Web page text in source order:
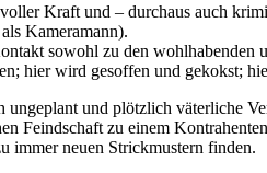
Kraft und – durchaus auch
Kameramann).
sowohl zu den wohlhabenden
hier wird gesoffen und gekokst;
und plötzlich väterliche
zu einem
immer neuen Strickmustern finden.